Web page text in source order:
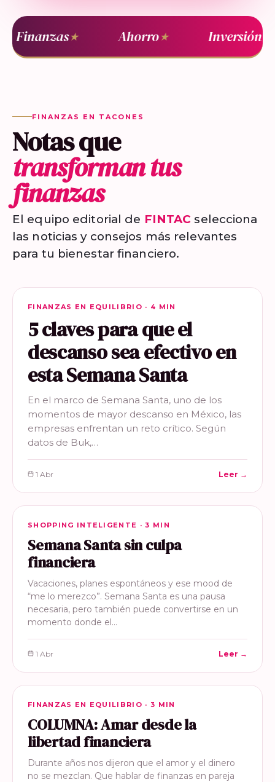
Finanzas★ Ahorro★ Inversión★
FINANZAS EN TACONES
Notas que
transforman tus
finanzas
El equipo editorial de FINTAC selecciona
las noticias y consejos más relevantes
para tu bienestar financiero.
FINANZAS EN EQUILIBRIO
FINANZAS EN EQUILIBRIO · 4 MIN
5 claves para que el
descanso sea efectivo en
esta Semana Santa
En el marco de Semana Santa, uno de los
momentos de mayor descanso en México, las
empresas enfrentan un reto crítico. Según
datos de Buk,…
1 Abr Leer →
SHOPPING INTELIGENTE
SHOPPING INTELIGENTE · 3 MIN
Semana Santa sin culpa
financiera
Vacaciones, planes espontáneos y ese mood de
“me lo merezco”. Semana Santa es una pausa
necesaria, pero también puede convertirse en un
momento donde el…
1 Abr Leer →
FINANZAS EN EQUILIBRIO
FINANZAS EN EQUILIBRIO · 3 MIN
COLUMNA: Amar desde la
libertad financiera
Durante años nos dijeron que el amor y el dinero
no se mezclan. Que hablar de finanzas en pareja